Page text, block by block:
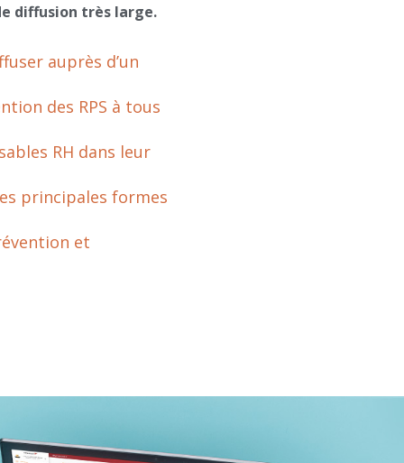
diffusion très large.
auprès d’un
des RPS à tous
RH dans leur
principales formes
et